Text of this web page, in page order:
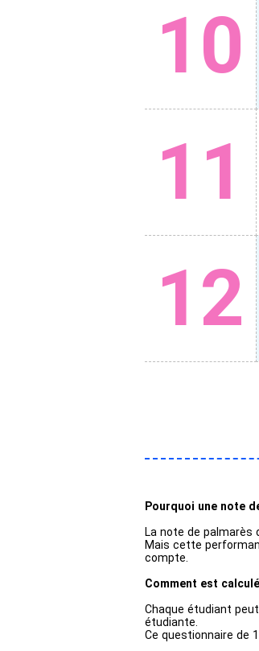
10
11
12
Pourquoi une note
La note de palmarès
Mais cette
compte.
Comment est
Chaque étudiant
étudiante.
Ce questionnaire de